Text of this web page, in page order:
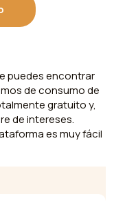
puedes encontrar
de consumo de
gratuito y,
de intereses.
es muy fácil